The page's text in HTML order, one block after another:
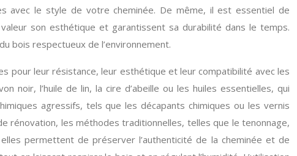
avec le style de votre cheminée. De même, il est essentiel de
son esthétique et garantissent sa durabilité dans le temps.
bois respectueux de l’environnement.
pour leur résistance, leur esthétique et leur compatibilité avec les
l’huile de lin, la cire d’abeille ou les huiles essentielles, qui
agressifs, tels que les décapants chimiques ou les vernis
rénovation, les méthodes traditionnelles, telles que le tenonnage,
permettent de préserver l’authenticité de la cheminée et de